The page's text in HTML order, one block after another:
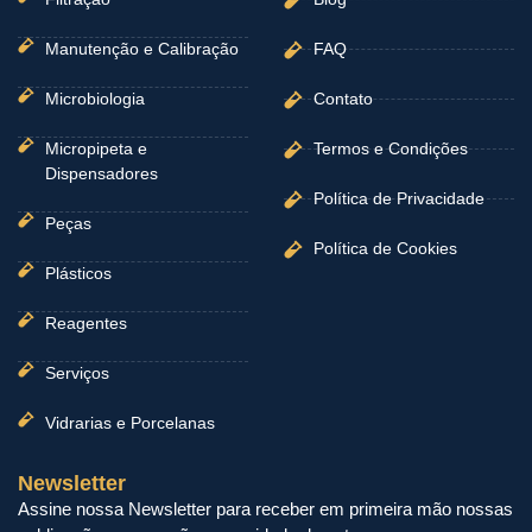
Manutenção e Calibração
Microbiologia
Micropipeta e
Dispensadores
Peças
Plásticos
Reagentes
Serviços
Vidrarias e Porcelanas
FAQ
Contato
Termos e Condições
Política de Privacidade
Política de Cookies
Newsletter
Assine nossa Newsletter para receber em primeira mão nossas